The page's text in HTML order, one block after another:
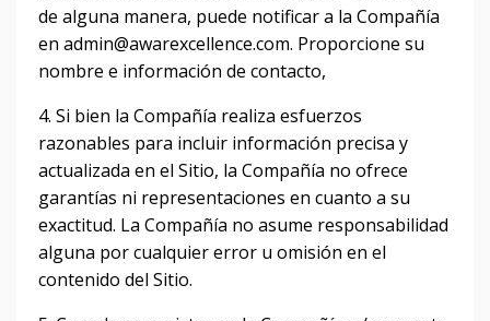
de alguna manera, puede notificar a la Compañía
en admin@awarexcellence.com. Proporcione su
nombre e información de contacto,
4. Si bien la Compañía realiza esfuerzos
razonables para incluir información precisa y
actualizada en el Sitio, la Compañía no ofrece
garantías ni representaciones en cuanto a su
exactitud. La Compañía no asume responsabilidad
alguna por cualquier error u omisión en el
contenido del Sitio.